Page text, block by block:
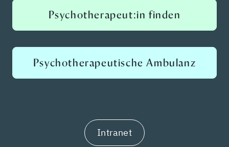
Psychotherapeut:in finden
Psychotherapeutische Ambulanz
Intranet